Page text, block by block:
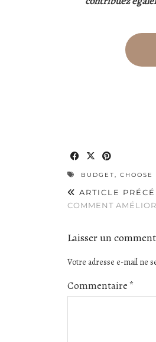
BUDGET, CHOOSE
ARTICLE
COMMENT
Laisser un
Votre adresse e-mail ne
Commentaire *